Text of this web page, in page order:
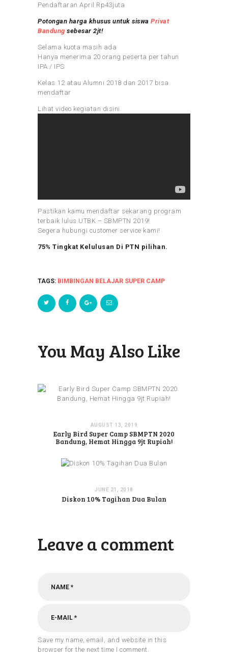
Pendaftaran April Rp43juta
Potongan harga khusus untuk siswa Privat
Bandung sebesar 2jt!
Selama kuota masih ada
Hanya menerima 20 orang peserta per tahun
IPA / IPS
Kelas 12 atau Alumni 2018 dan 2017 bisa
mendaftar
Lihat video kegiatan disini
Pastikan kamu mendaftar sekarang program
terbaik lulus UTBK – SBMPTN 2019!
Segera hubungi customer service kami!
75% Tingkat Kelulusan Di PTN pilihan.
TAGS: BIMBINGAN BELAJAR SUPER CAMP
You May Also Like
AUGUST 13, 2019
Early Bird Super Camp SBMPTN 2020
Bandung, Hemat Hingga 9jt Rupiah!
JUNE 21, 2018
Diskon 10% Tagihan Dua Bulan
Leave a comment
Save my name, email, and website in this
browser for the next time I comment.